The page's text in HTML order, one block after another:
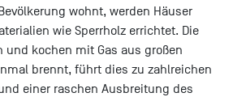
wohnt, werden Häuser
wie Sperrholz errichtet. Die
und kochen mit Gas aus großen
brennt, führt dies zu zahlreichen
einer raschen Ausbreitung des